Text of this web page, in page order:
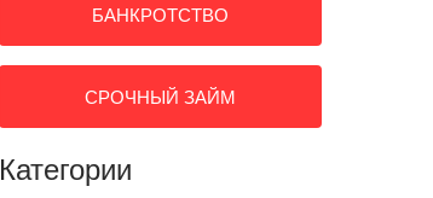
БАНКРОТСТВО
СРОЧНЫЙ ЗАЙМ
Категории